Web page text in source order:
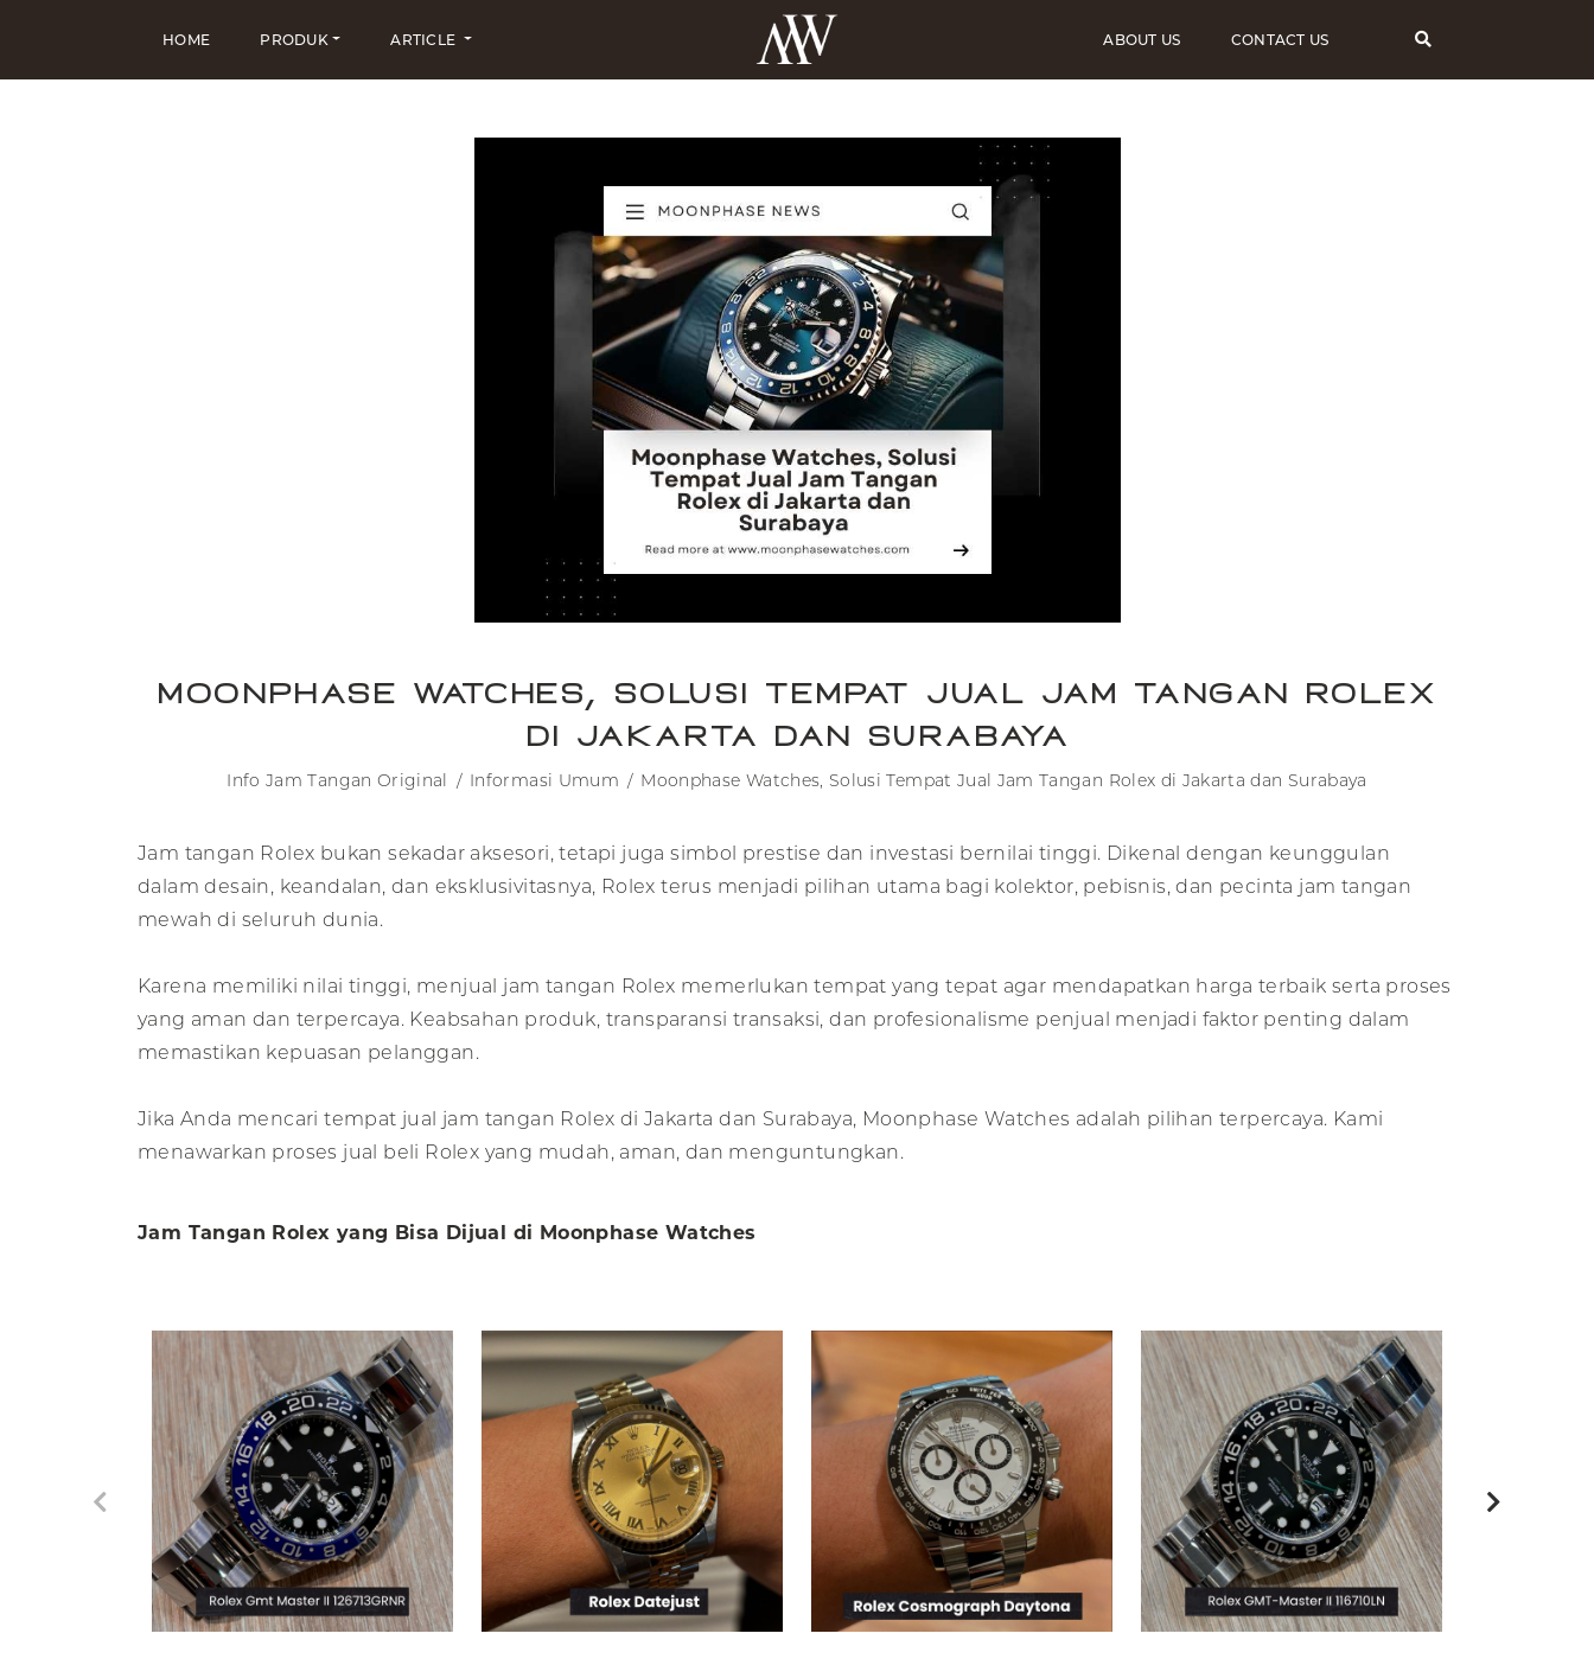
HOME PRODUK ARTICLE ABOUT US CONTACT US
Moonphase Watches, Solusi Tempat Jual Jam Tangan Rolex
di Jakarta dan Surabaya
Info Jam Tangan Original Informasi Umum Moonphase Watches, Solusi Tempat Jual Jam Tangan Rolex di Jakarta dan Surabaya
Jam tangan Rolex bukan sekadar aksesori, tetapi juga simbol prestise dan investasi bernilai tinggi. Dikenal dengan keunggulan
dalam desain, keandalan, dan eksklusivitasnya, Rolex terus menjadi pilihan utama bagi kolektor, pebisnis, dan pecinta jam tangan
mewah di seluruh dunia.
Karena memiliki nilai tinggi, menjual jam tangan Rolex memerlukan tempat yang tepat agar mendapatkan harga terbaik serta proses
yang aman dan terpercaya. Keabsahan produk, transparansi transaksi, dan profesionalisme penjual menjadi faktor penting dalam
memastikan kepuasan pelanggan.
Jika Anda mencari tempat jual jam tangan Rolex di Jakarta dan Surabaya, Moonphase Watches adalah pilihan terpercaya. Kami
menawarkan proses jual beli Rolex yang mudah, aman, dan menguntungkan.
Jam Tangan Rolex yang Bisa Dijual di Moonphase Watches